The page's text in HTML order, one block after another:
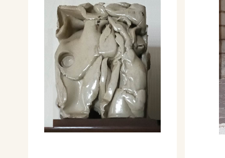
Vallauris in Francia;
l'Accademia Internazionale
mostre: “2002 Hellas” ad
Ceramic Center” in Korea.
esporre con Laura Vegas al
(SV) e in Palazzo Ducale a
“l'Omaggio a Carlè”. Nel
“Concreta” nel Palazzo
Nel 2008 espone nei